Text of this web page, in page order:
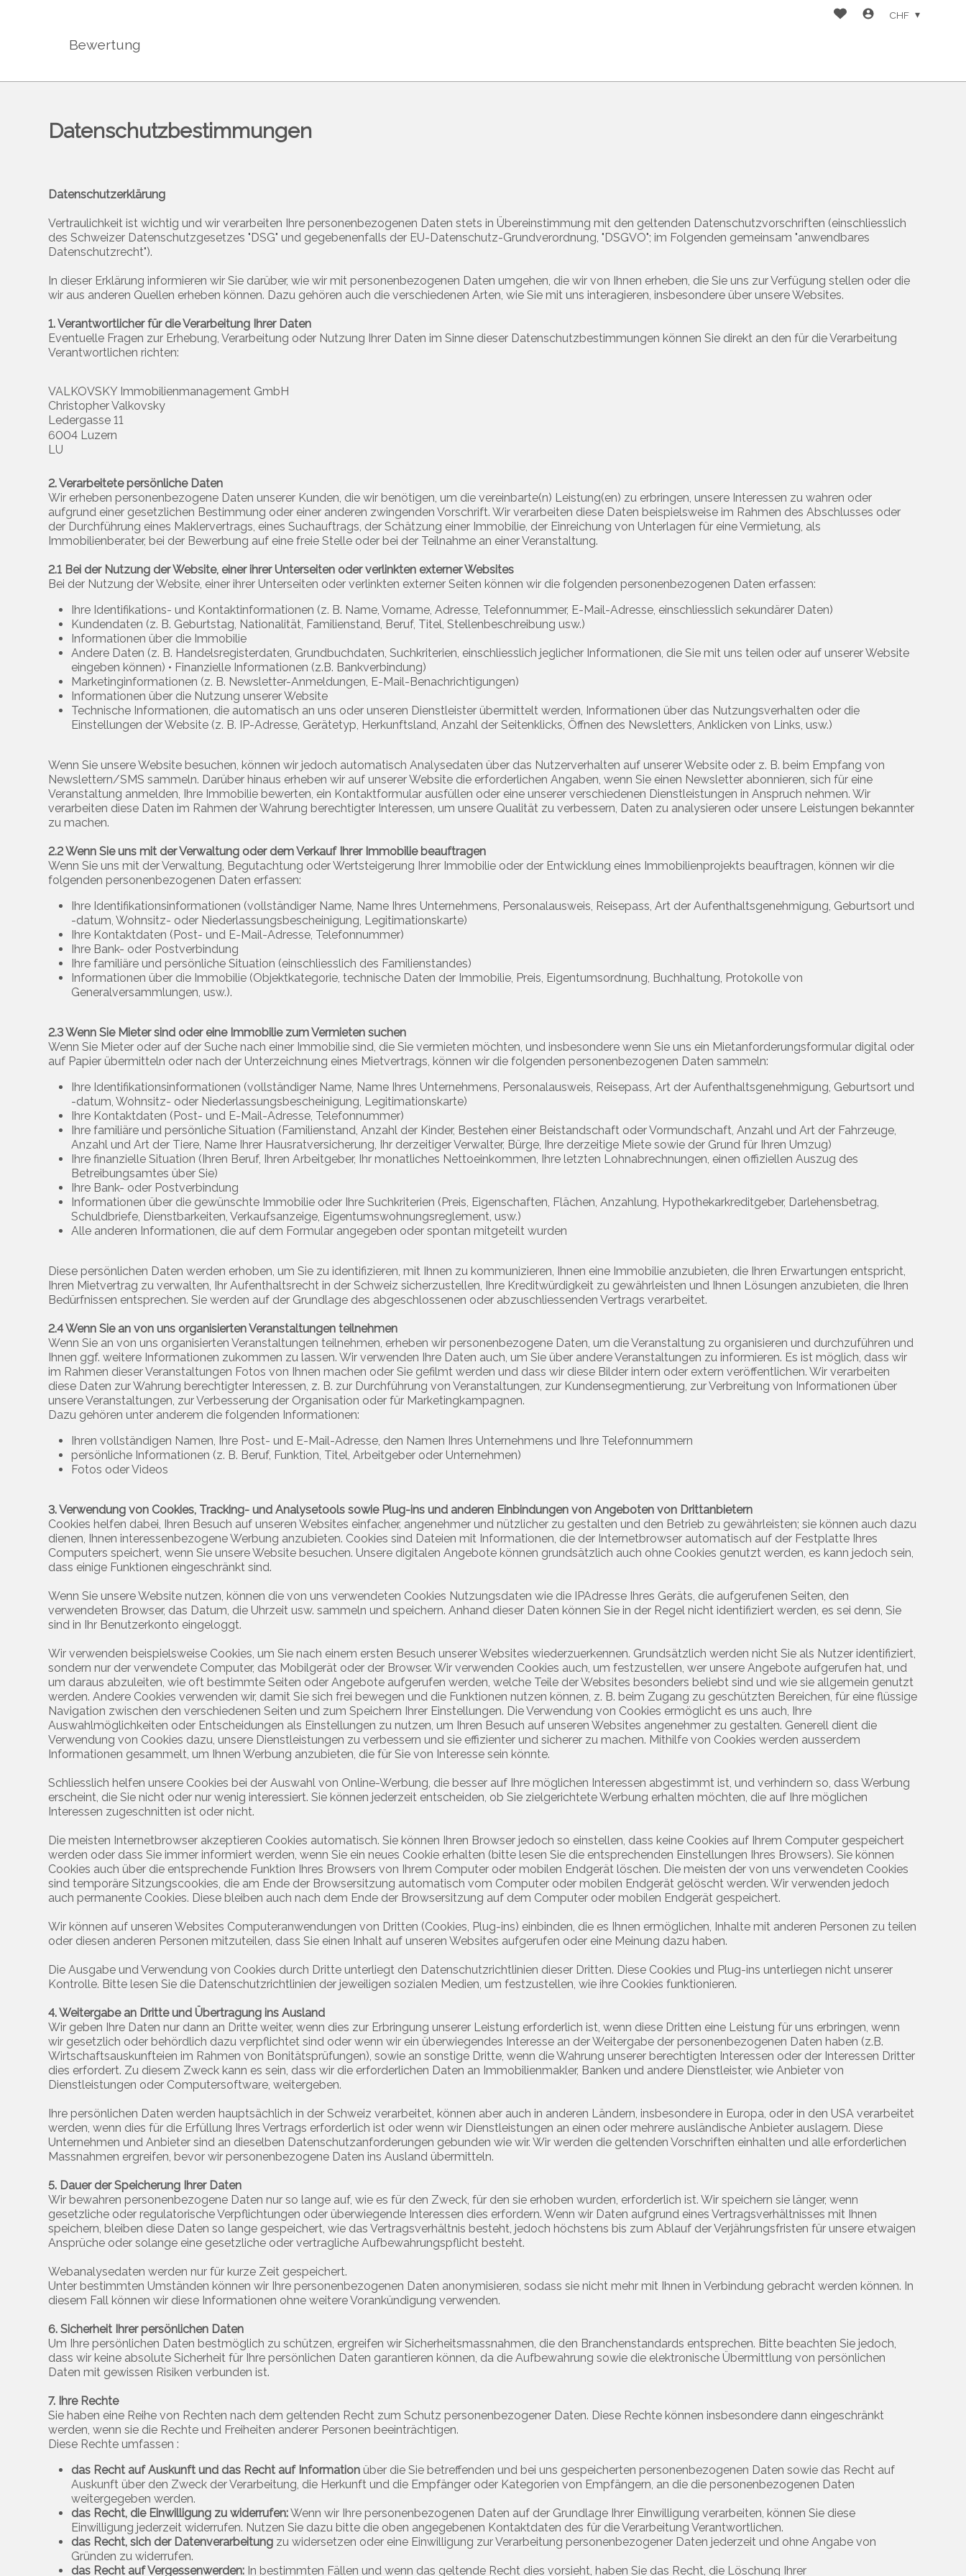
Bewertung
CHF
Datenschutz­bestimmungen
Datenschutzerklärung
Vertraulichkeit ist wichtig und wir verarbeiten Ihre personenbezogenen Daten stets in Übereinstimmung mit den geltenden Datenschutzvorschriften (einschliesslich
des Schweizer Datenschutzgesetzes "DSG" und gegebenenfalls der EU-Datenschutz-Grundverordnung, "DSGVO"; im Folgenden gemeinsam "anwendbares
Datenschutzrecht").
In dieser Erklärung informieren wir Sie darüber, wie wir mit personenbezogenen Daten umgehen, die wir von Ihnen erheben, die Sie uns zur Verfügung stellen oder die
wir aus anderen Quellen erheben können. Dazu gehören auch die verschiedenen Arten, wie Sie mit uns interagieren, insbesondere über unsere Websites.
1. Verantwortlicher für die Verarbeitung Ihrer Daten
Eventuelle Fragen zur Erhebung, Verarbeitung oder Nutzung Ihrer Daten im Sinne dieser Datenschutzbestimmungen können Sie direkt an den für die Verarbeitung
Verantwortlichen richten:
VALKOVSKY Immobilienmanagement GmbH
Christopher Valkovsky
Ledergasse 11
6004 Luzern
LU
2. Verarbeitete persönliche Daten
Wir erheben personenbezogene Daten unserer Kunden, die wir benötigen, um die vereinbarte(n) Leistung(en) zu erbringen, unsere Interessen zu wahren oder
aufgrund einer gesetzlichen Bestimmung oder einer anderen zwingenden Vorschrift. Wir verarbeiten diese Daten beispielsweise im Rahmen des Abschlusses oder
der Durchführung eines Maklervertrags, eines Suchauftrags, der Schätzung einer Immobilie, der Einreichung von Unterlagen für eine Vermietung, als
Immobilienberater, bei der Bewerbung auf eine freie Stelle oder bei der Teilnahme an einer Veranstaltung.
2.1 Bei der Nutzung der Website, einer ihrer Unterseiten oder verlinkten externer Websites
Bei der Nutzung der Website, einer ihrer Unterseiten oder verlinkten externer Seiten können wir die folgenden personenbezogenen Daten erfassen:
Ihre Identifikations- und Kontaktinformationen (z. B. Name, Vorname, Adresse, Telefonnummer, E-Mail-Adresse, einschliesslich sekundärer Daten)
Kundendaten (z. B. Geburtstag, Nationalität, Familienstand, Beruf, Titel, Stellenbeschreibung usw.)
Informationen über die Immobilie
Andere Daten (z. B. Handelsregisterdaten, Grundbuchdaten, Suchkriterien, einschliesslich jeglicher Informationen, die Sie mit uns teilen oder auf unserer Website
eingeben können) • Finanzielle Informationen (z.B. Bankverbindung)
Marketinginformationen (z. B. Newsletter-Anmeldungen, E-Mail-Benachrichtigungen)
Informationen über die Nutzung unserer Website
Technische Informationen, die automatisch an uns oder unseren Dienstleister übermittelt werden, Informationen über das Nutzungsverhalten oder die
Einstellungen der Website (z. B. IP-Adresse, Gerätetyp, Herkunftsland, Anzahl der Seitenklicks, Öffnen des Newsletters, Anklicken von Links, usw.)
Wenn Sie unsere Website besuchen, können wir jedoch automatisch Analysedaten über das Nutzerverhalten auf unserer Website oder z. B. beim Empfang von
Newslettern/SMS sammeln. Darüber hinaus erheben wir auf unserer Website die erforderlichen Angaben, wenn Sie einen Newsletter abonnieren, sich für eine
Veranstaltung anmelden, Ihre Immobilie bewerten, ein Kontaktformular ausfüllen oder eine unserer verschiedenen Dienstleistungen in Anspruch nehmen. Wir
verarbeiten diese Daten im Rahmen der Wahrung berechtigter Interessen, um unsere Qualität zu verbessern, Daten zu analysieren oder unsere Leistungen bekannter
zu machen.
2.2 Wenn Sie uns mit der Verwaltung oder dem Verkauf Ihrer Immobilie beauftragen
Wenn Sie uns mit der Verwaltung, Begutachtung oder Wertsteigerung Ihrer Immobilie oder der Entwicklung eines Immobilienprojekts beauftragen, können wir die
folgenden personenbezogenen Daten erfassen:
Ihre Identifikationsinformationen (vollständiger Name, Name Ihres Unternehmens, Personalausweis, Reisepass, Art der Aufenthaltsgenehmigung, Geburtsort und
-datum, Wohnsitz- oder Niederlassungsbescheinigung, Legitimationskarte)
Ihre Kontaktdaten (Post- und E-Mail-Adresse, Telefonnummer)
Ihre Bank- oder Postverbindung
Ihre familiäre und persönliche Situation (einschliesslich des Familienstandes)
Informationen über die Immobilie (Objektkategorie, technische Daten der Immobilie, Preis, Eigentumsordnung, Buchhaltung, Protokolle von
Generalversammlungen, usw.).
2.3 Wenn Sie Mieter sind oder eine Immobilie zum Vermieten suchen
Wenn Sie Mieter oder auf der Suche nach einer Immobilie sind, die Sie vermieten möchten, und insbesondere wenn Sie uns ein Mietanforderungsformular digital oder
auf Papier übermitteln oder nach der Unterzeichnung eines Mietvertrags, können wir die folgenden personenbezogenen Daten sammeln:
Ihre Identifikationsinformationen (vollständiger Name, Name Ihres Unternehmens, Personalausweis, Reisepass, Art der Aufenthaltsgenehmigung, Geburtsort und
-datum, Wohnsitz- oder Niederlassungsbescheinigung, Legitimationskarte)
Ihre Kontaktdaten (Post- und E-Mail-Adresse, Telefonnummer)
Ihre familiäre und persönliche Situation (Familienstand, Anzahl der Kinder, Bestehen einer Beistandschaft oder Vormundschaft, Anzahl und Art der Fahrzeuge,
Anzahl und Art der Tiere, Name Ihrer Hausratversicherung, Ihr derzeitiger Verwalter, Bürge, Ihre derzeitige Miete sowie der Grund für Ihren Umzug)
Ihre finanzielle Situation (Ihren Beruf, Ihren Arbeitgeber, Ihr monatliches Nettoeinkommen, Ihre letzten Lohnabrechnungen, einen offiziellen Auszug des
Betreibungsamtes über Sie)
Ihre Bank- oder Postverbindung
Informationen über die gewünschte Immobilie oder Ihre Suchkriterien (Preis, Eigenschaften, Flächen, Anzahlung, Hypothekarkreditgeber, Darlehensbetrag,
Schuldbriefe, Dienstbarkeiten, Verkaufsanzeige, Eigentumswohnungsreglement, usw.)
Alle anderen Informationen, die auf dem Formular angegeben oder spontan mitgeteilt wurden
Diese persönlichen Daten werden erhoben, um Sie zu identifizieren, mit Ihnen zu kommunizieren, Ihnen eine Immobilie anzubieten, die Ihren Erwartungen entspricht,
Ihren Mietvertrag zu verwalten, Ihr Aufenthaltsrecht in der Schweiz sicherzustellen, Ihre Kreditwürdigkeit zu gewährleisten und Ihnen Lösungen anzubieten, die Ihren
Bedürfnissen entsprechen. Sie werden auf der Grundlage des abgeschlossenen oder abzuschliessenden Vertrags verarbeitet.
2.4 Wenn Sie an von uns organisierten Veranstaltungen teilnehmen
Wenn Sie an von uns organisierten Veranstaltungen teilnehmen, erheben wir personenbezogene Daten, um die Veranstaltung zu organisieren und durchzuführen und
Ihnen ggf. weitere Informationen zukommen zu lassen. Wir verwenden Ihre Daten auch, um Sie über andere Veranstaltungen zu informieren. Es ist möglich, dass wir
im Rahmen dieser Veranstaltungen Fotos von Ihnen machen oder Sie gefilmt werden und dass wir diese Bilder intern oder extern veröffentlichen. Wir verarbeiten
diese Daten zur Wahrung berechtigter Interessen, z. B. zur Durchführung von Veranstaltungen, zur Kundensegmentierung, zur Verbreitung von Informationen über
unsere Veranstaltungen, zur Verbesserung der Organisation oder für Marketingkampagnen.
Dazu gehören unter anderem die folgenden Informationen:
Ihren vollständigen Namen, Ihre Post- und E-Mail-Adresse, den Namen Ihres Unternehmens und Ihre Telefonnummern
persönliche Informationen (z. B. Beruf, Funktion, Titel, Arbeitgeber oder Unternehmen)
Fotos oder Videos
3. Verwendung von Cookies, Tracking- und Analysetools sowie Plug-ins und anderen Einbindungen von Angeboten von Drittanbietern
Cookies helfen dabei, Ihren Besuch auf unseren Websites einfacher, angenehmer und nützlicher zu gestalten und den Betrieb zu gewährleisten; sie können auch dazu
dienen, Ihnen interessenbezogene Werbung anzubieten. Cookies sind Dateien mit Informationen, die der Internetbrowser automatisch auf der Festplatte Ihres
Computers speichert, wenn Sie unsere Website besuchen. Unsere digitalen Angebote können grundsätzlich auch ohne Cookies genutzt werden, es kann jedoch sein,
dass einige Funktionen eingeschränkt sind.
Wenn Sie unsere Website nutzen, können die von uns verwendeten Cookies Nutzungsdaten wie die IPAdresse Ihres Geräts, die aufgerufenen Seiten, den
verwendeten Browser, das Datum, die Uhrzeit usw. sammeln und speichern. Anhand dieser Daten können Sie in der Regel nicht identifiziert werden, es sei denn, Sie
sind in Ihr Benutzerkonto eingeloggt.
Wir verwenden beispielsweise Cookies, um Sie nach einem ersten Besuch unserer Websites wiederzuerkennen. Grundsätzlich werden nicht Sie als Nutzer identifiziert,
sondern nur der verwendete Computer, das Mobilgerät oder der Browser. Wir verwenden Cookies auch, um festzustellen, wer unsere Angebote aufgerufen hat, und
um daraus abzuleiten, wie oft bestimmte Seiten oder Angebote aufgerufen werden, welche Teile der Websites besonders beliebt sind und wie sie allgemein genutzt
werden. Andere Cookies verwenden wir, damit Sie sich frei bewegen und die Funktionen nutzen können, z. B. beim Zugang zu geschützten Bereichen, für eine flüssige
Navigation zwischen den verschiedenen Seiten und zum Speichern Ihrer Einstellungen. Die Verwendung von Cookies ermöglicht es uns auch, Ihre
Auswahlmöglichkeiten oder Entscheidungen als Einstellungen zu nutzen, um Ihren Besuch auf unseren Websites angenehmer zu gestalten. Generell dient die
Verwendung von Cookies dazu, unsere Dienstleistungen zu verbessern und sie effizienter und sicherer zu machen. Mithilfe von Cookies werden ausserdem
Informationen gesammelt, um Ihnen Werbung anzubieten, die für Sie von Interesse sein könnte.
Schliesslich helfen unsere Cookies bei der Auswahl von Online-Werbung, die besser auf Ihre möglichen Interessen abgestimmt ist, und verhindern so, dass Werbung
erscheint, die Sie nicht oder nur wenig interessiert. Sie können jederzeit entscheiden, ob Sie zielgerichtete Werbung erhalten möchten, die auf Ihre möglichen
Interessen zugeschnitten ist oder nicht.
Die meisten Internetbrowser akzeptieren Cookies automatisch. Sie können Ihren Browser jedoch so einstellen, dass keine Cookies auf Ihrem Computer gespeichert
werden oder dass Sie immer informiert werden, wenn Sie ein neues Cookie erhalten (bitte lesen Sie die entsprechenden Einstellungen Ihres Browsers). Sie können
Cookies auch über die entsprechende Funktion Ihres Browsers von Ihrem Computer oder mobilen Endgerät löschen. Die meisten der von uns verwendeten Cookies
sind temporäre Sitzungscookies, die am Ende der Browsersitzung automatisch vom Computer oder mobilen Endgerät gelöscht werden. Wir verwenden jedoch
auch permanente Cookies. Diese bleiben auch nach dem Ende der Browsersitzung auf dem Computer oder mobilen Endgerät gespeichert.
Wir können auf unseren Websites Computeranwendungen von Dritten (Cookies, Plug-ins) einbinden, die es Ihnen ermöglichen, Inhalte mit anderen Personen zu teilen
oder diesen anderen Personen mitzuteilen, dass Sie einen Inhalt auf unseren Websites aufgerufen oder eine Meinung dazu haben.
Die Ausgabe und Verwendung von Cookies durch Dritte unterliegt den Datenschutzrichtlinien dieser Dritten. Diese Cookies und Plug-ins unterliegen nicht unserer
Kontrolle. Bitte lesen Sie die Datenschutzrichtlinien der jeweiligen sozialen Medien, um festzustellen, wie ihre Cookies funktionieren.
4. Weitergabe an Dritte und Übertragung ins Ausland
Wir geben Ihre Daten nur dann an Dritte weiter, wenn dies zur Erbringung unserer Leistung erforderlich ist, wenn diese Dritten eine Leistung für uns erbringen, wenn
wir gesetzlich oder behördlich dazu verpflichtet sind oder wenn wir ein überwiegendes Interesse an der Weitergabe der personenbezogenen Daten haben (z.B.
Wirtschaftsauskunfteien im Rahmen von Bonitätsprüfungen), sowie an sonstige Dritte, wenn die Wahrung unserer berechtigten Interessen oder der Interessen Dritter
dies erfordert. Zu diesem Zweck kann es sein, dass wir die erforderlichen Daten an Immobilienmakler, Banken und andere Dienstleister, wie Anbieter von
Dienstleistungen oder Computersoftware, weitergeben.
Ihre persönlichen Daten werden hauptsächlich in der Schweiz verarbeitet, können aber auch in anderen Ländern, insbesondere in Europa, oder in den USA verarbeitet
werden, wenn dies für die Erfüllung Ihres Vertrags erforderlich ist oder wenn wir Dienstleistungen an einen oder mehrere ausländische Anbieter auslagern. Diese
Unternehmen und Anbieter sind an dieselben Datenschutzanforderungen gebunden wie wir. Wir werden die geltenden Vorschriften einhalten und alle erforderlichen
Massnahmen ergreifen, bevor wir personenbezogene Daten ins Ausland übermitteln.
5. Dauer der Speicherung Ihrer Daten
Wir bewahren personenbezogene Daten nur so lange auf, wie es für den Zweck, für den sie erhoben wurden, erforderlich ist. Wir speichern sie länger, wenn
gesetzliche oder regulatorische Verpflichtungen oder überwiegende Interessen dies erfordern. Wenn wir Daten aufgrund eines Vertragsverhältnisses mit Ihnen
speichern, bleiben diese Daten so lange gespeichert, wie das Vertragsverhältnis besteht, jedoch höchstens bis zum Ablauf der Verjährungsfristen für unsere etwaigen
Ansprüche oder solange eine gesetzliche oder vertragliche Aufbewahrungspflicht besteht.
Webanalysedaten werden nur für kurze Zeit gespeichert.
Unter bestimmten Umständen können wir Ihre personenbezogenen Daten anonymisieren, sodass sie nicht mehr mit Ihnen in Verbindung gebracht werden können. In
diesem Fall können wir diese Informationen ohne weitere Vorankündigung verwenden.
6. Sicherheit Ihrer persönlichen Daten
Um Ihre persönlichen Daten bestmöglich zu schützen, ergreifen wir Sicherheitsmassnahmen, die den Branchenstandards entsprechen. Bitte beachten Sie jedoch,
dass wir keine absolute Sicherheit für Ihre persönlichen Daten garantieren können, da die Aufbewahrung sowie die elektronische Übermittlung von persönlichen
Daten mit gewissen Risiken verbunden ist.
7. Ihre Rechte
Sie haben eine Reihe von Rechten nach dem geltenden Recht zum Schutz personenbezogener Daten. Diese Rechte können insbesondere dann eingeschränkt
werden, wenn sie die Rechte und Freiheiten anderer Personen beeinträchtigen.
Diese Rechte umfassen :
das Recht auf Auskunft und das Recht auf Information über die Sie betreffenden und bei uns gespeicherten personenbezogenen Daten sowie das Recht auf
Auskunft über den Zweck der Verarbeitung, die Herkunft und die Empfänger oder Kategorien von Empfängern, an die die personenbezogenen Daten
weitergegeben werden.
das Recht, die Einwilligung zu widerrufen:Wenn wir Ihre personenbezogenen Daten auf der Grundlage Ihrer Einwilligung verarbeiten, können Sie diese
Einwilligung jederzeit widerrufen. Nutzen Sie dazu bitte die oben angegebenen Kontaktdaten des für die Verarbeitung Verantwortlichen.
das Recht, sich der Datenverarbeitung zu widersetzen oder eine Einwilligung zur Verarbeitung personenbezogener Daten jederzeit und ohne Angabe von
Gründen zu widerrufen.
das Recht auf Vergessenwerden: In bestimmten Fällen und wenn das geltende Recht dies vorsieht, haben Sie das Recht, die Löschung Ihrer